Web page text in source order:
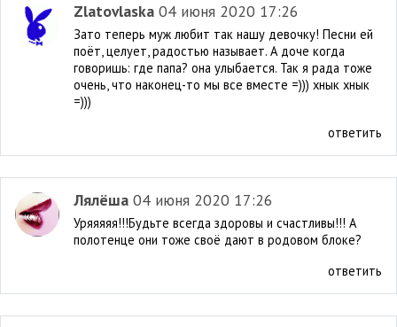
Zlatovlaska 04 июня 2020 17:26
Зато теперь муж любит так нашу девочку! Песни ей
поёт, целует, радостью называет. А доче когда
говоришь: где папа? она улыбается. Так я рада тоже
очень, что наконец-то мы все вместе =))) хнык хнык
=)))
ответить
Лялёша 04 июня 2020 17:26
Уряяяяя!!!Будьте всегда здоровы и счастливы!!! А
полотенце они тоже своё дают в родовом блоке?
ответить